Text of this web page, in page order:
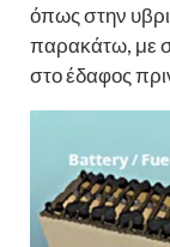
όπως στην
παρακάτω, με
στο έδαφος